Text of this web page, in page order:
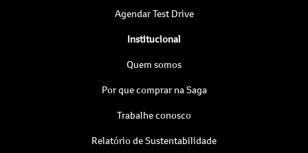
Agendar Test Drive
Institucional
Quem somos
Por que comprar na Saga
Trabalhe conosco
Relatório de Sustentabilidade